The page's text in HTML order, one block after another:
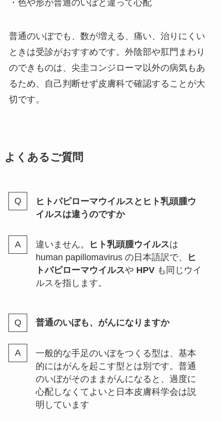
・色や形が普通のいぼと違って心配
普通のいぼでも、数が増える、痛い、治りにくい
ときは受診がおすすめです。外陰部や肛門まわり
のできものは、尖圭コンジローマ以外の病気もあ
るため、自己判断せず皮膚科で確認することが大
切です。
よくあるご質問
ヒトパピローマウイルスとヒト乳頭腫ウ
イルスは違うのですか
違いません。 ヒト乳頭腫ウイルスは
human papillomavirus の日本語訳で、
ヒ
トパピローマウイルスや HPVも同じウイ
ルスを指します。
普通のいぼも、がんになりますか
一般的な手足のいぼをつくる型は、基本
的にはがんを起こす型とは別です。普通
のいぼがそのままがんになると、過度に
心配しなくてよいと日本皮膚科学会は説
明しています